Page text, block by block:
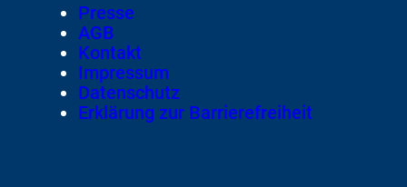
Footer
Meta-
Navigation
Presse
AGB
Kontakt
Impressum
Datenschutz
Erklärung zur Barrierefreiheit